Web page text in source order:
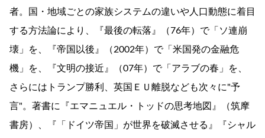
者。国・地域ごとの家族システムの違いや人口動態に着目
する方法論により、『最後の転落』（76年）で「ソ連崩
壊」を、『帝国以後』（2002年）で「米国発の金融危
機」を、『文明の接近』（07年）で「アラブの春」を、
さらにはトランプ勝利、英国ＥＵ離脱なども次々に"予
言"。著書に『エマニュエル・トッドの思考地図』（筑摩
書房）、『「ドイツ帝国」が世界を破滅させる』『シャル